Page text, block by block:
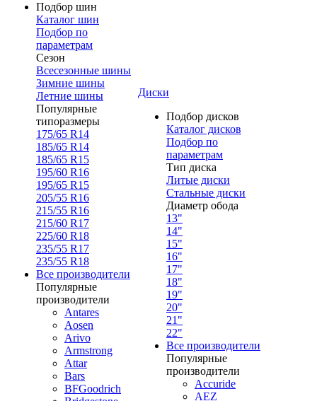
Подбор шин
Каталог шин
Подбор по
параметрам
Сезон
Всесезонные шины
Зимние шины
Летние шины
Популярные
типоразмеры
175/65 R14
185/65 R14
185/65 R15
195/60 R16
195/65 R15
205/55 R16
215/55 R16
215/60 R17
225/60 R18
235/55 R17
235/55 R18
Все производители
Популярные
производители
Antares
Aosen
Arivo
Armstrong
Attar
Bars
BFGoodrich
Диски
Подбор дисков
Каталог дисков
Подбор по
параметрам
Тип диска
Литые диски
Стальные диски
Диаметр обода
13"
14"
15"
16"
17"
18"
19"
20"
21"
22"
Все производители
Популярные
производители
Accuride
AEZ